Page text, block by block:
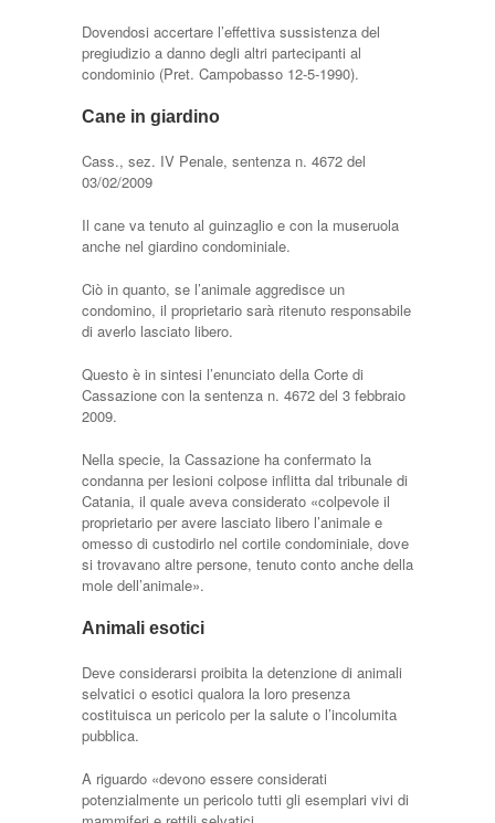
Dovendosi accertare l’effettiva sussistenza del
pregiudizio a danno degli altri partecipanti al
condominio (Pret. Campobasso 12-5-1990).
Cane in giardino
Cass., sez. IV Penale, sentenza n. 4672 del
03/02/2009
Il cane va tenuto al guinzaglio e con la museruola
anche nel giardino condominiale.
Ciò in quanto, se l’animale aggredisce un
condomino, il proprietario sarà ritenuto responsabile
di averlo lasciato libero.
Questo è in sintesi l’enunciato della Corte di
Cassazione con la sentenza n. 4672 del 3 febbraio
2009.
Nella specie, la Cassazione ha confermato la
condanna per lesioni colpose inflitta dal tribunale di
Catania, il quale aveva considerato «colpevole il
proprietario per avere lasciato libero l’animale e
omesso di custodirlo nel cortile condominiale, dove
si trovavano altre persone, tenuto conto anche della
mole dell’animale».
Animali esotici
Deve considerarsi proibita la detenzione di animali
selvatici o esotici qualora la loro presenza
costituisca un pericolo per la salute o l’incolumitа
pubblica.
A riguardo «devono essere considerati
potenzialmente un pericolo tutti gli esemplari vivi di